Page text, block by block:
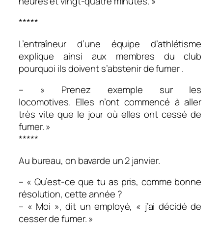
*****
L’entraîneur d’une équipe d’athlétisme
explique ainsi aux membres du club
pourquoi ils doivent s’abstenir de fumer .
– » Prenez exemple sur les
locomotives. Elles n’ont commencé à aller
très vite que le jour où elles ont cessé de
fumer. »
*****
Au bureau, on bavarde un 2 janvier.
– « Qu’est-ce que tu as pris, comme bonne
résolution, cette année ?
– « Moi », dit un employé, « j’ai décidé de
cesser de fumer. »